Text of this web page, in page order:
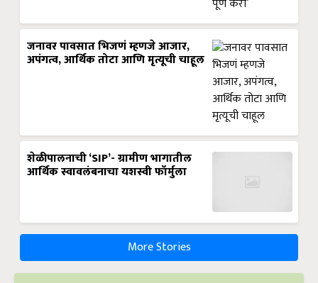
जनावर पावसात भिजणं म्हणजे आजार,
अपंगत्व, आर्थिक तोटा आणि मृत्यूची चाहूल
शेळीपालनाची ‘SIP’- ग्रामीण भागातील
आर्थिक स्वावलंबनाचा यशस्वी फॉर्मुला
More Stories